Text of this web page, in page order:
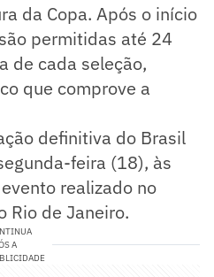
da Copa. Após o início
permitidas até 24
de cada seleção,
que comprove a
definitiva do Brasil
feira (18), às
realizado no
Rio de Janeiro.
A